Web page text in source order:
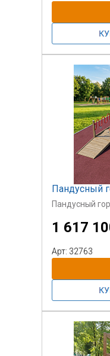
Пандусный
Пандусный
1 617
Арт: 32763